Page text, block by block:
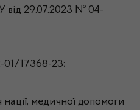
від 29.07.2023 № 04-
01/17368-23;
нації, медичної допомоги